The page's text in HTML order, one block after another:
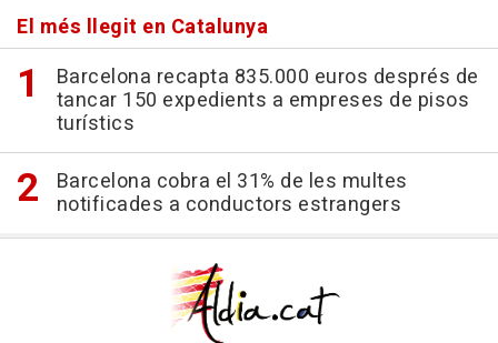
El més llegit en Catalunya
Barcelona recapta 835.000 euros després de
tancar 150 expedients a empreses de pisos
turístics
Barcelona cobra el 31% de les multes
notificades a conductors estrangers